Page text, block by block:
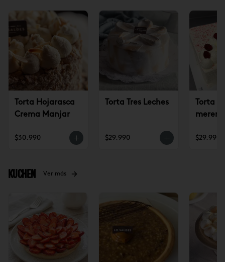
Torta Hojarasca
Crema Manjar
$30.990
Torta Tres Leches
$29.990
Torta
$29.990
Kuchen Ver más